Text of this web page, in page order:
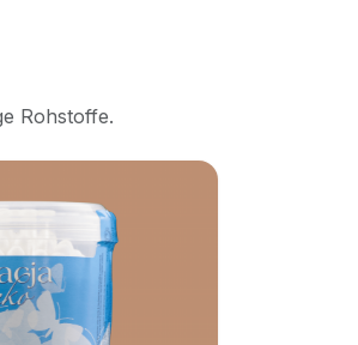
Rohstoffe.